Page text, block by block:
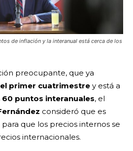
de inflación y la interanual está cerca de los
preocupante, que ya
el primer cuatrimestre y está a
60 puntos interanuales, el
consideró que es
que los precios internos se
internacionales.